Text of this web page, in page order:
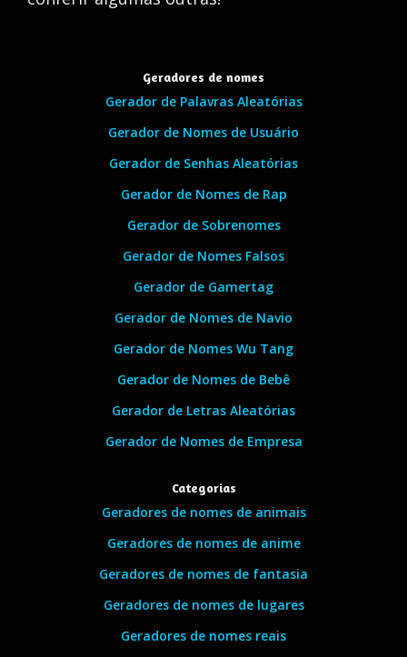
Geradores de nomes
Gerador de Palavras Aleatórias
Gerador de Nomes de Usuário
Gerador de Senhas Aleatórias
Gerador de Nomes de Rap
Gerador de Sobrenomes
Gerador de Nomes Falsos
Gerador de Gamertag
Gerador de Nomes de Navio
Gerador de Nomes Wu Tang
Gerador de Nomes de Bebê
Gerador de Letras Aleatórias
Gerador de Nomes de Empresa
Categorias
Geradores de nomes de animais
Geradores de nomes de anime
Geradores de nomes de fantasia
Geradores de nomes de lugares
Geradores de nomes reais